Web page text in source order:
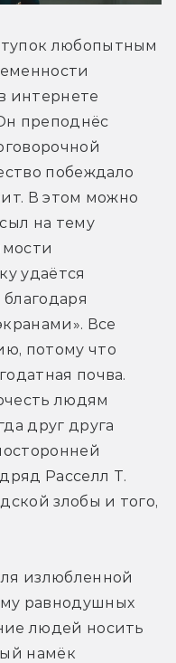
любопытным
интернете
преподнёс
побеждало
В этом можно
на тему
удаётся
Все
потому что
почва.
людям
друг друга
Расселл Т.
злобы и того,
излюбленной
равнодушных
людей носить
намёк